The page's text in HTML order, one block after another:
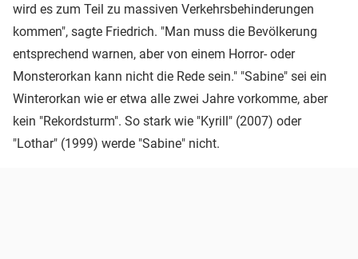
wird es zum Teil zu massiven Verkehrsbehinderungen
kommen", sagte Friedrich. "Man muss die Bevölkerung
entsprechend warnen, aber von einem Horror- oder
Monsterorkan kann nicht die Rede sein." "Sabine" sei ein
Winterorkan wie er etwa alle zwei Jahre vorkomme, aber
kein "Rekordsturm". So stark wie "Kyrill" (2007) oder
"Lothar" (1999) werde "Sabine" nicht.